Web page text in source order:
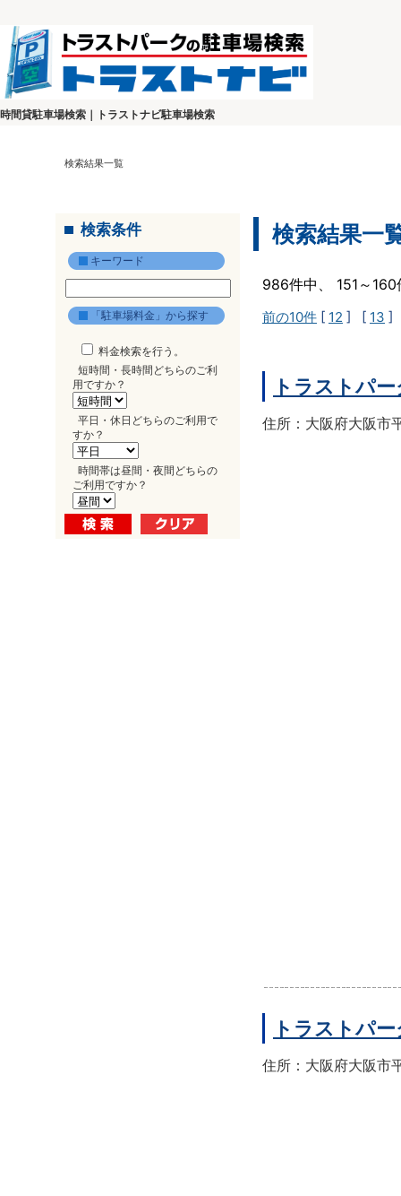
時間貸駐車場検索｜トラストナビ駐車場検索
検索結果一覧
検索条件
キーワード
「駐車場料金」から探す
料金検索を行う。
短時間・長時間どちらのご利
用ですか？
平日・休日どちらのご利用で
すか？
時間帯は昼間・夜間どちらの
ご利用ですか？
検索結果一
986件中、 151～
前の10件 [ 12 ] [ 13 ]
トラストパ
住所：大阪府大阪市
トラストパ
住所：大阪府大阪市